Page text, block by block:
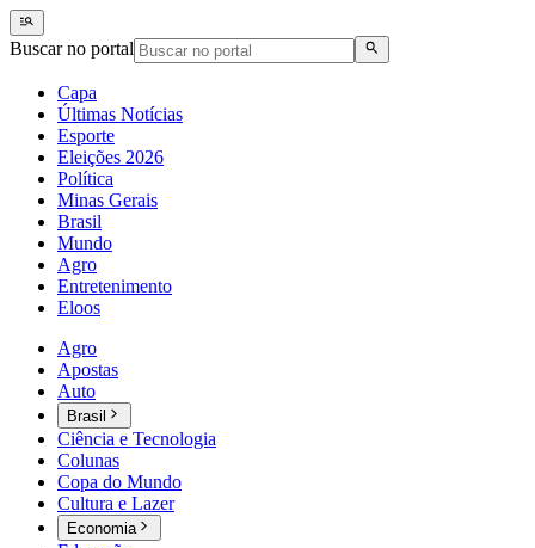
Buscar no portal
Capa
Últimas Notícias
Esporte
Eleições 2026
Política
Minas Gerais
Brasil
Mundo
Agro
Entretenimento
Eloos
Agro
Apostas
Auto
Brasil
Ciência e Tecnologia
Colunas
Copa do Mundo
Cultura e Lazer
Economia